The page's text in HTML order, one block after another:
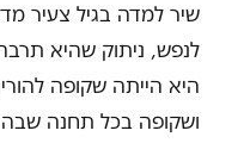
שיר למדה בגיל צעיר
לנפש, ניתוק שהיא
היא הייתה שקופה